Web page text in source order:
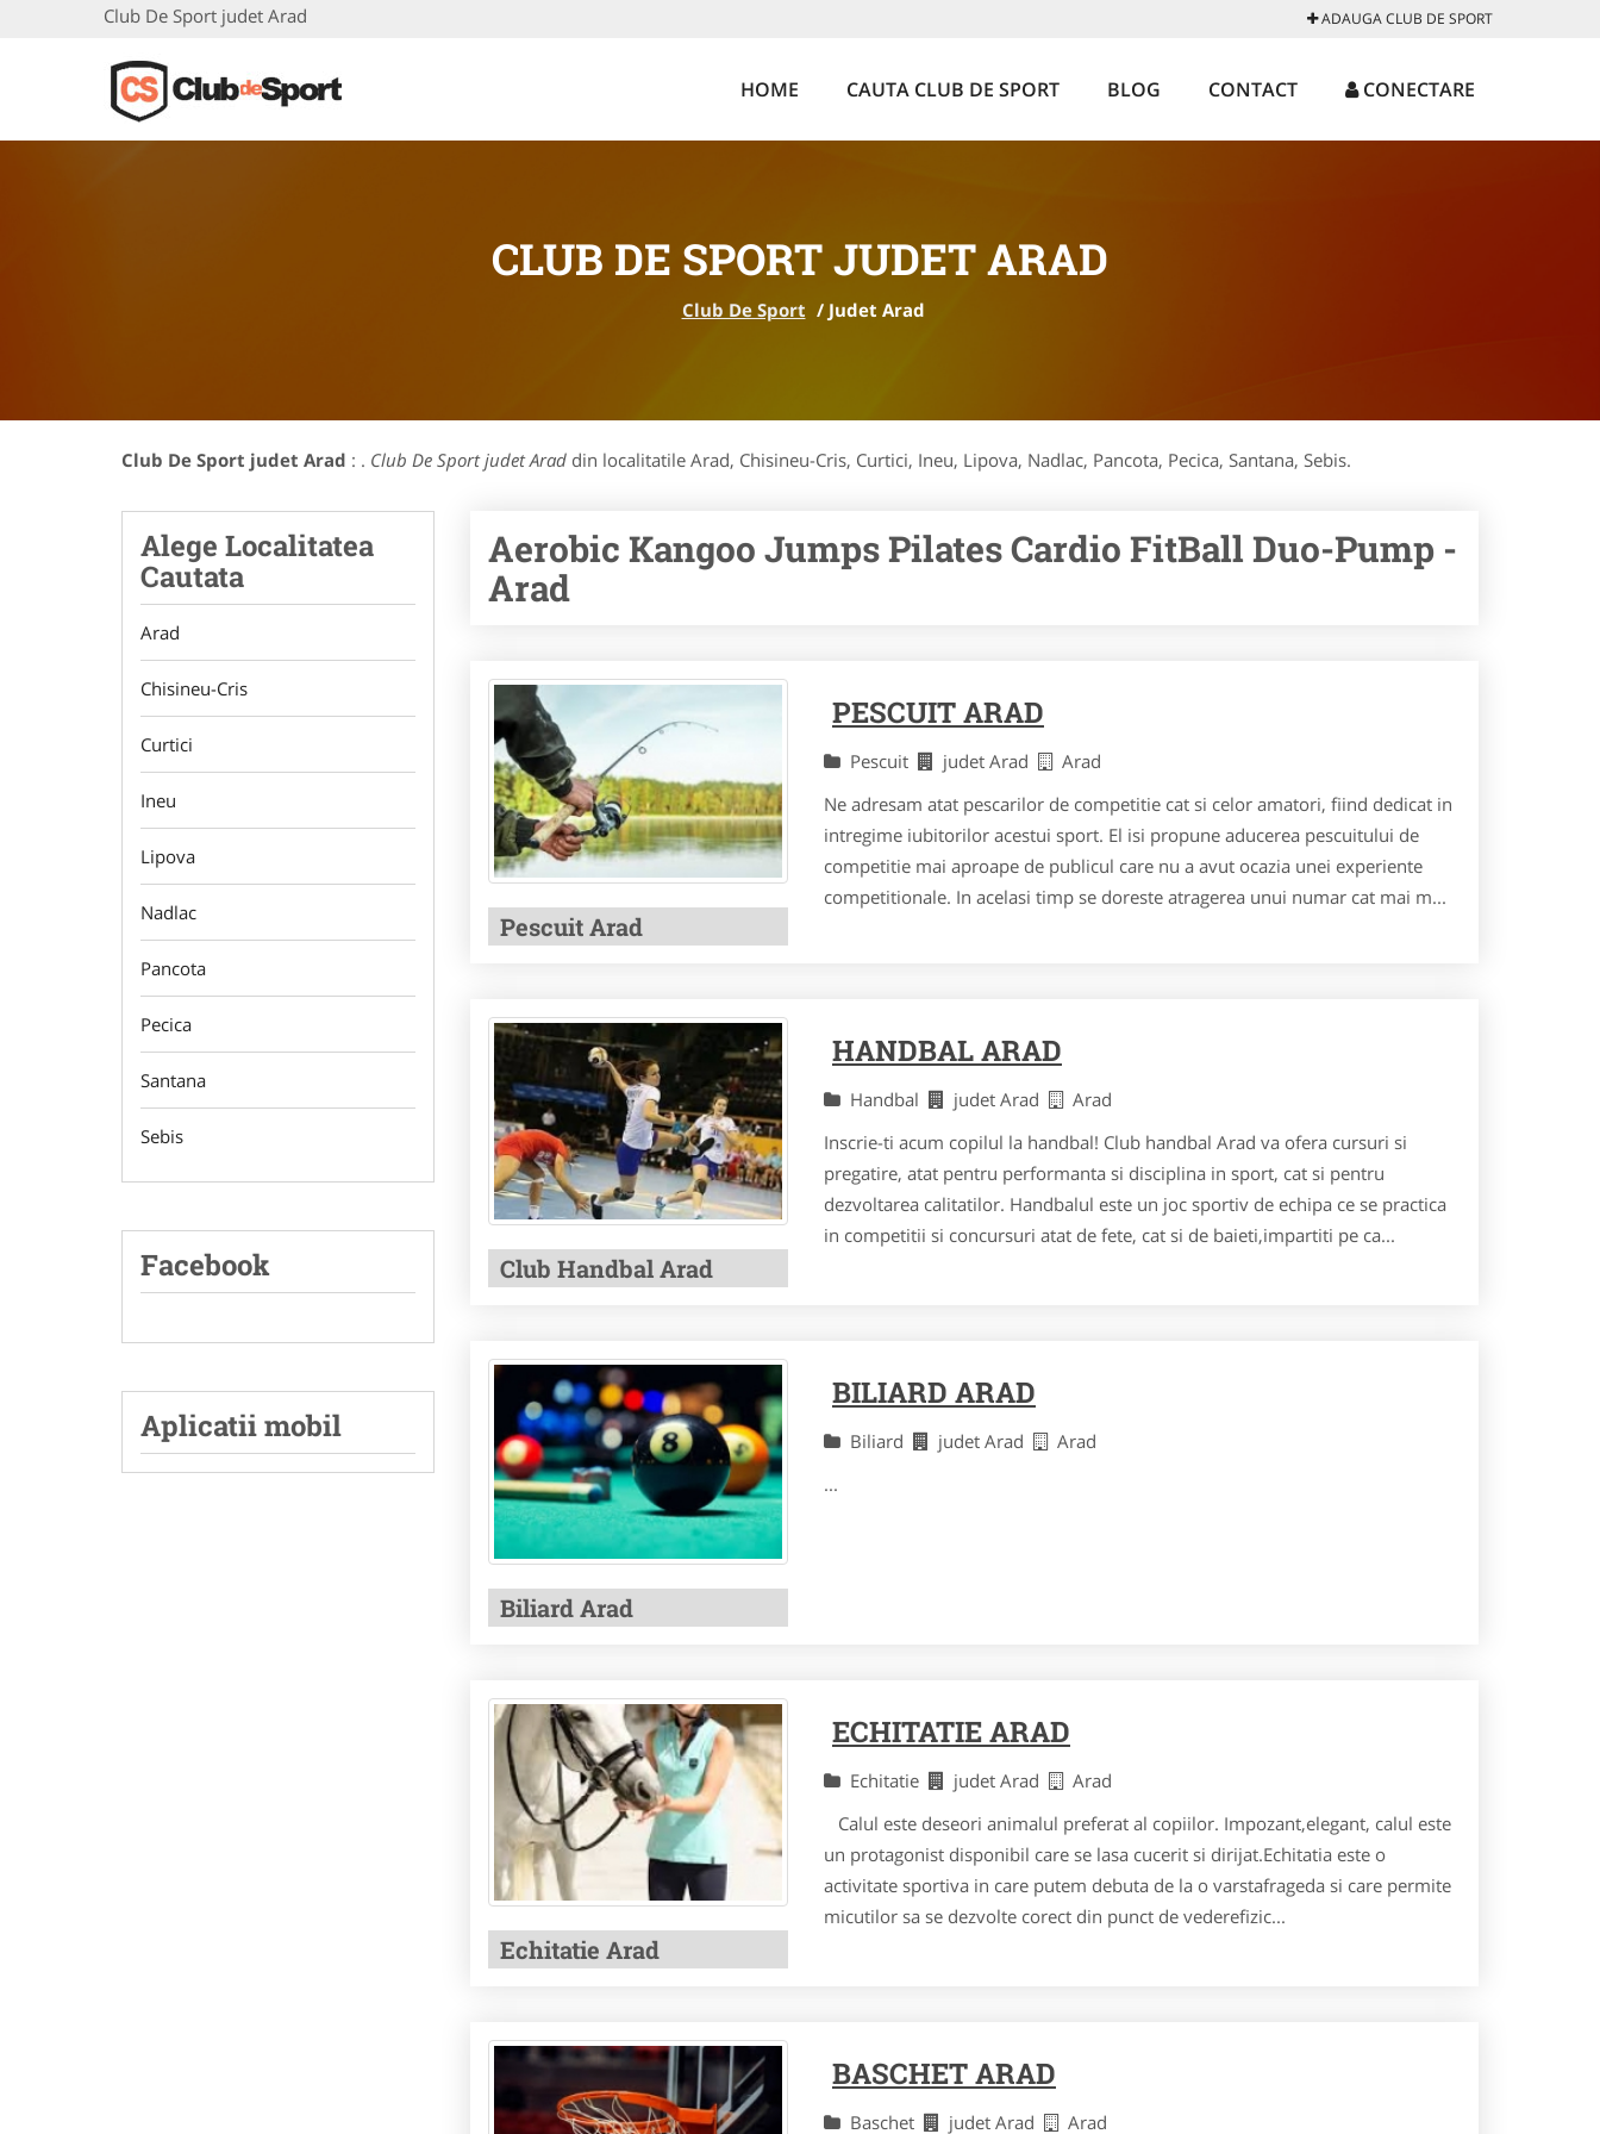
Club De Sport judet Arad ADAUGA CLUB DE SPORT
HOME CAUTA CLUB DE SPORT BLOG CONTACT CONECTARE
CLUB DE SPORT JUDET ARAD
Club De Sport / Judet Arad
Club De Sport judet Arad : . Club De Sport judet Arad din localitatile Arad, Chisineu-Cris, Curtici, Ineu, Lipova, Nadlac, Pancota, Pecica, Santana, Sebis.
Alege Localitatea
Cautata
Arad
Chisineu-Cris
Curtici
Ineu
Lipova
Nadlac
Pancota
Pecica
Santana
Sebis
Facebook
Aplicatii mobil
Aerobic Kangoo Jumps Pilates Cardio FitBall Duo-Pump -
Arad
Pescuit Arad
PESCUIT ARAD
Pescuit judet Arad
Arad
Ne adresam atat pescarilor de competitie cat si celor amatori, fiind dedicat in
intregime iubitorilor acestui sport. El isi propune aducerea pescuitului de
competitie mai aproape de publicul care nu a avut ocazia unei experiente
competitionale. In acelasi timp se doreste atragerea unui numar cat mai m...
Club Handbal Arad
HANDBAL ARAD
Handbal judet Arad
Arad
Inscrie-ti acum copilul la handbal! Club handbal Arad va ofera cursuri si
pregatire, atat pentru performanta si disciplina in sport, cat si pentru
dezvoltarea calitatilor. Handbalul este un joc sportiv de echipa ce se practica
in competitii si concursuri atat de fete, cat si de baieti,impartiti pe ca...
Biliard Arad
BILIARD ARAD
Biliard judet Arad
Arad
...
Echitatie Arad
ECHITATIE ARAD
Echitatie judet Arad
Arad
Calul este deseori animalul preferat al copiilor. Impozant,elegant, calul este
un protagonist disponibil care se lasa cucerit si dirijat.Echitatia este o
activitate sportiva in care putem debuta de la o varstafrageda si care permite
micutilor sa se dezvolte corect din punct de vederefizic...
BASCHET ARAD
Baschet judet Arad Arad